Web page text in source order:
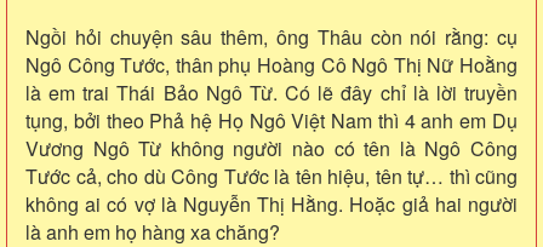
Ngồi hỏi chuyện sâu thêm, ông Thâu còn nói rằng: cụ
Ngô Công Tước, thân phụ Hoàng Cô Ngô Thị Nữ Hoằng
là em trai Thái Bảo Ngô Từ. Có lẽ đây chỉ là lời truyền
tụng, bởi theo Phả hệ Họ Ngô Việt Nam thì 4 anh em Dụ
Vương Ngô Từ không người nào có tên là Ngô Công
Tước cả, cho dù Công Tước là tên hiệu, tên tự… thì cũng
không ai có vợ là Nguyễn Thị Hằng. Hoặc giả hai người
là anh em họ hàng xa chăng?